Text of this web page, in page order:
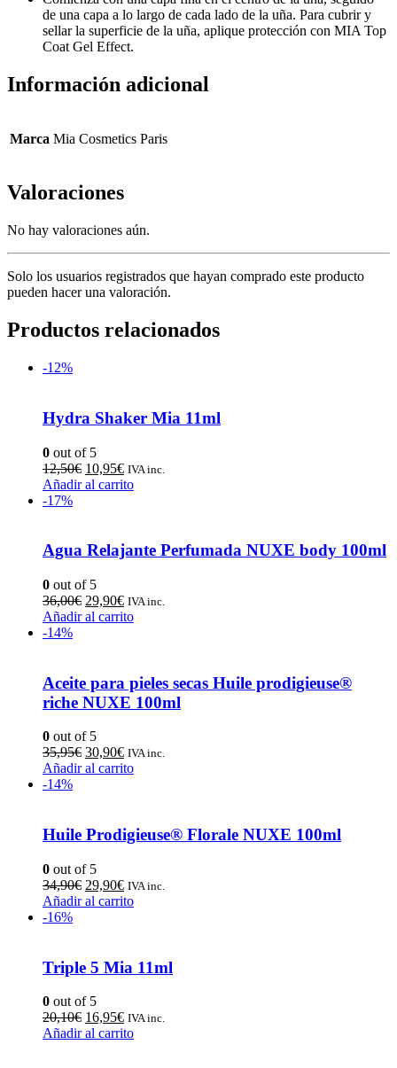
de una capa a lo largo de cada lado de la uña. Para cubrir y
sellar la superficie de la uña, aplique protección con MIA Top
Coat Gel Effect.
Información adicional
Marca Mia Cosmetics Paris
Valoraciones
No hay valoraciones aún.
Solo los usuarios registrados que hayan comprado este producto
pueden hacer una valoración.
Productos relacionados
-12%
Hydra Shaker Mia 11ml
0 out of 5
12,50€ 10,95€ IVA inc.
Añadir al carrito
-17%
Agua Relajante Perfumada NUXE body 100ml
0 out of 5
36,00€ 29,90€ IVA inc.
Añadir al carrito
-14%
Aceite para pieles secas Huile prodigieuse®
riche NUXE 100ml
0 out of 5
35,95€ 30,90€ IVA inc.
Añadir al carrito
-14%
Huile Prodigieuse® Florale NUXE 100ml
0 out of 5
34,90€ 29,90€ IVA inc.
Añadir al carrito
-16%
Triple 5 Mia 11ml
0 out of 5
20,10€ 16,95€ IVA inc.
Añadir al carrito